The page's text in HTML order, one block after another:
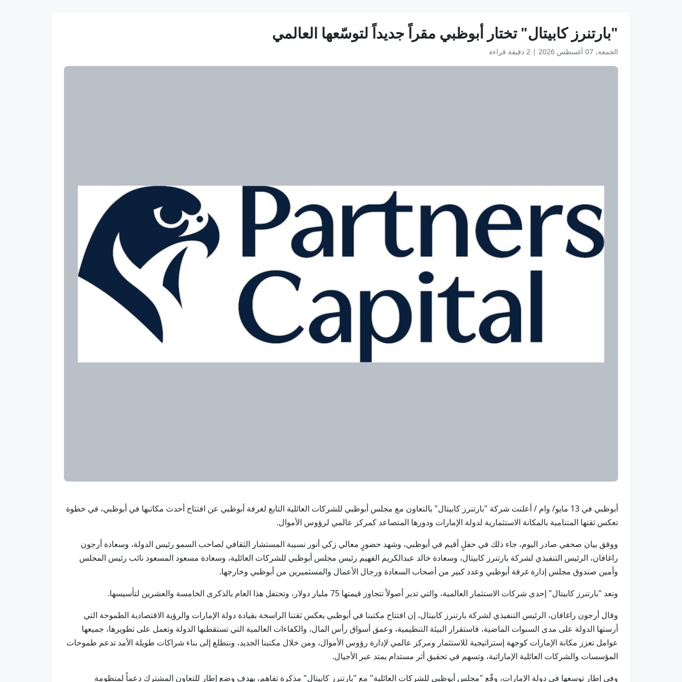
"بارتنرز كابيتال" تختار أبوظبي مقراً جديداً لتوسّعها العالمي
الجمعة، 07 أغسطس 2026 | 2 دقيقة قراءة
أبوظبي في 13 مايو/ وام / أعلنت شركة "بارتنرز كابيتال" بالتعاون مع مجلس أبوظبي للشركات العائلية التابع لغرفة أبوظبي عن افتتاح أحدث مكاتبها في أبوظبي، في خطوة
تعكس ثقتها المتنامية بالمكانة الاستثمارية لدولة الإمارات ودورها المتصاعد كمركز عالمي لرؤوس الأموال.
ووفق بيان صحفي صادر اليوم، جاء ذلك في حفلٍ أقيم في أبوظبي، وشهد حضورٍ معالي زكي أنور نسيبة المستشار الثقافي لصاحب السمو رئيس الدولة، وسعادة أرجون
راغافان، الرئيس التنفيذي لشركة بارتنرز كابيتال، وسعادة خالد عبدالكريم الفهيم رئيس مجلس أبوظبي للشركات العائلية، وسعادة مسعود المسعود نائب رئيس المجلس
وأمين صندوق مجلس إدارة غرفة أبوظبي وعدد كبير من أصحاب السعادة ورجال الأعمال والمسثميرين من أبوظبي وخارجها.
وتعد "بارتنرز كابيتال" إحدى شركات الاستثمار العالمية، والتي تدير أصولاً تتجاوز قيمتها 75 مليار دولار، وتحتفل هذا العام بالذكرى الخامسة والعشرين لتأسيسها.
وقال أرجون راغافان، الرئيس التنفيذي لشركة بارتنرز كابيتال، إن افتتاح مكتبنا في أبوظبي يعكس ثقتنا الراسخة بقيادة دولة الإمارات والرؤية الاقتصادية الطموحة التي
أرستها الدولة على مدى السنوات الماضية، فاستقرار البيئة التنظيمية، وعمق أسواق رأس المال، والكفاءات العالمية التي تستقطبها الدولة وتعمل على تطويرها، جميعها
عوامل تعزز مكانة الإمارات كوجهة إستراتيجية للاستثمار ومركز عالمي لإدارة رؤوس الأموال، ومن خلال مكتبنا الجديد، ونتطلع إلى بناء شراكات طويلة الأمد تدعم طموحات
المؤسسات والشركات العائلية الإماراتية، وتسهم في تحقيق أثر مستدام يمتد عبر الأجيال.
وفي إطار توسعها في دولة الإمارات، وقّع "مجلس أبوظبي للشركات العائلية" مع "بارتنرز كابيتال" مذكرة تفاهم، بهدف وضع إطار للتعاون المشترك دعماً لمنظومة